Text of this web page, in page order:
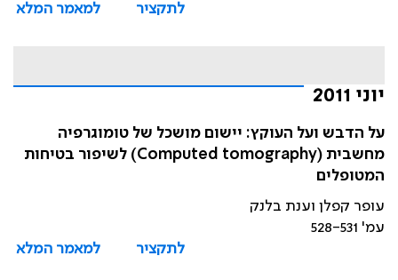
לתקציר
למאמר המלא
יוני 2011
על הדבש ועל העוקץ: יישום מושכל של טומוגרפיה
מחשבית (Computed tomography) לשיפור בטיחות
המטופלים
עופר קפלן וענת בלנק
עמ' 528-531
לתקציר
למאמר המלא